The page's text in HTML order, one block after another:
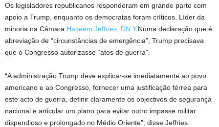
Os legisladores republicanos responderam em grande parte com
apoio a Trump, enquanto os democratas foram críticos. Líder da
minoria na Câmara Hakeem Jeffries, DN.Y.Numa declaração que é
abreviação de “circunstâncias de emergência”, Trump precisava
que o Congresso autorizasse “atos de guerra”.
“A administração Trump deve explicar-se imediatamente ao povo
americano e ao Congresso, fornecer uma justificação férrea para
este acto de guerra, definir claramente os objectivos de segurança
nacional e articular um plano para evitar outro impasse militar
dispendioso e prolongado no Médio Oriente”, disse Jeffries.